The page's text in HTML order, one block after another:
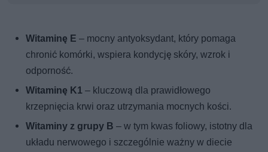
Witaminę E – mocny antyoksydant, który pomaga
chronić komórki, wspiera kondycję skóry, wzrok i
odporność.
Witaminę K1 – kluczową dla prawidłowego
krzepnięcia krwi oraz utrzymania mocnych kości.
Witaminy z grupy B – w tym kwas foliowy, istotny dla
układu nerwowego i szczególnie ważny w diecie